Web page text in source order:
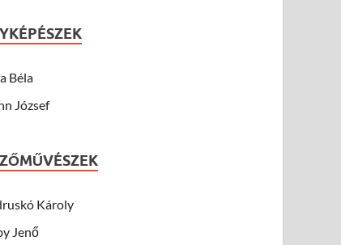
Béla
József
Károly
Jenő